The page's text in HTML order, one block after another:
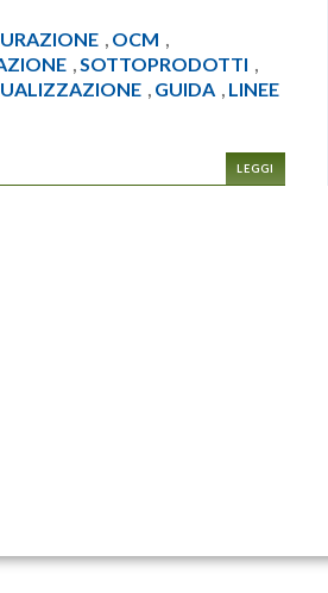
, OCM ,
,SOTTOPRODOTTI ,
, GUIDA , LINEE
LEGGI